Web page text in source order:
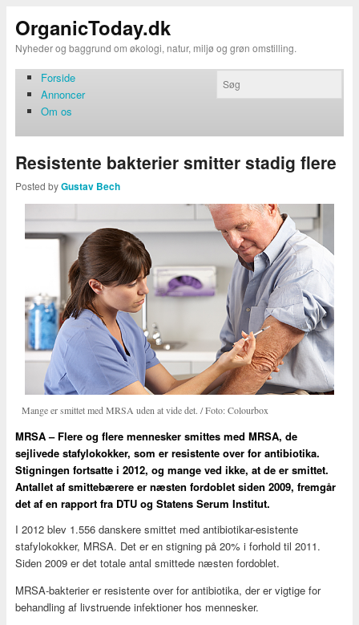
OrganicToday.dk
Nyheder og baggrund om økologi, natur, miljø og grøn omstilling.
Forside
Annoncer
Om os
Resistente bakterier smitter stadig flere
Posted byGustav Bech
Mange er smittet med MRSA uden at vide det. / Foto: Colourbox
MRSA – Flere og flere mennesker smittes med MRSA, de
sejlivede stafylokokker, som er resistente over for antibiotika.
Stigningen fortsatte i 2012, og mange ved ikke, at de er smittet.
Antallet af smittebærere er næsten fordoblet siden 2009, fremgår
det af en rapport fra DTU og Statens Serum Institut.
I 2012 blev 1.556 danskere smittet med antibiotikar-esistente
stafylokokker, MRSA. Det er en stigning på 20% i forhold til 2011.
Siden 2009 er det totale antal smittede næsten fordoblet.
MRSA-bakterier er resistente over for antibiotika, der er vigtige for
behandling af livstruende infektioner hos mennesker.